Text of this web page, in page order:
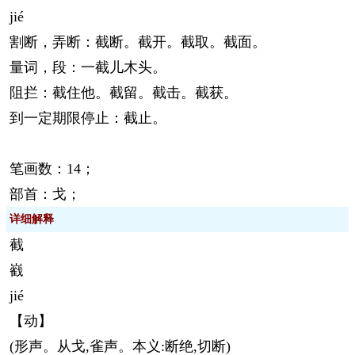
jié
割断，弄断：截断。截开。截取。截面。
量词，段：一截儿木头。
阻拦：截住他。截留。截击。截获。
到一定期限停止：截止。
笔画数：14；
部首：戈；
详细解释
截
巀
jié
【动】
(形声。从戈,雀声。本义:断绝,切断)